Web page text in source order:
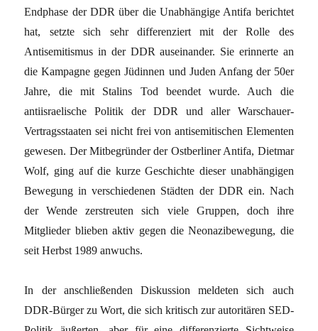
Endphase der DDR über die Unabhängige Antifa berichtet
hat, setzte sich sehr differenziert mit der Rolle des
Antisemitismus in der DDR auseinander. Sie erinnerte an
die Kampagne gegen Jüdinnen und Juden Anfang der 50er
Jahre, die mit Stalins Tod beendet wurde. Auch die
antiisraelische Politik der DDR und aller Warschauer-
Vertragsstaaten sei nicht frei von antisemitischen Elementen
gewesen. Der Mitbegründer der Ostberliner Antifa, Dietmar
Wolf, ging auf die kurze Geschichte dieser unabhängigen
Bewegung in verschiedenen Städten der DDR ein. Nach
der Wende zerstreuten sich viele Gruppen, doch ihre
Mitglieder blieben aktiv gegen die Neonazibewegung, die
seit Herbst 1989 anwuchs.
In der anschließenden Diskussion meldeten sich auch
DDR-Bürger zu Wort, die sich kritisch zur autoritären SED-